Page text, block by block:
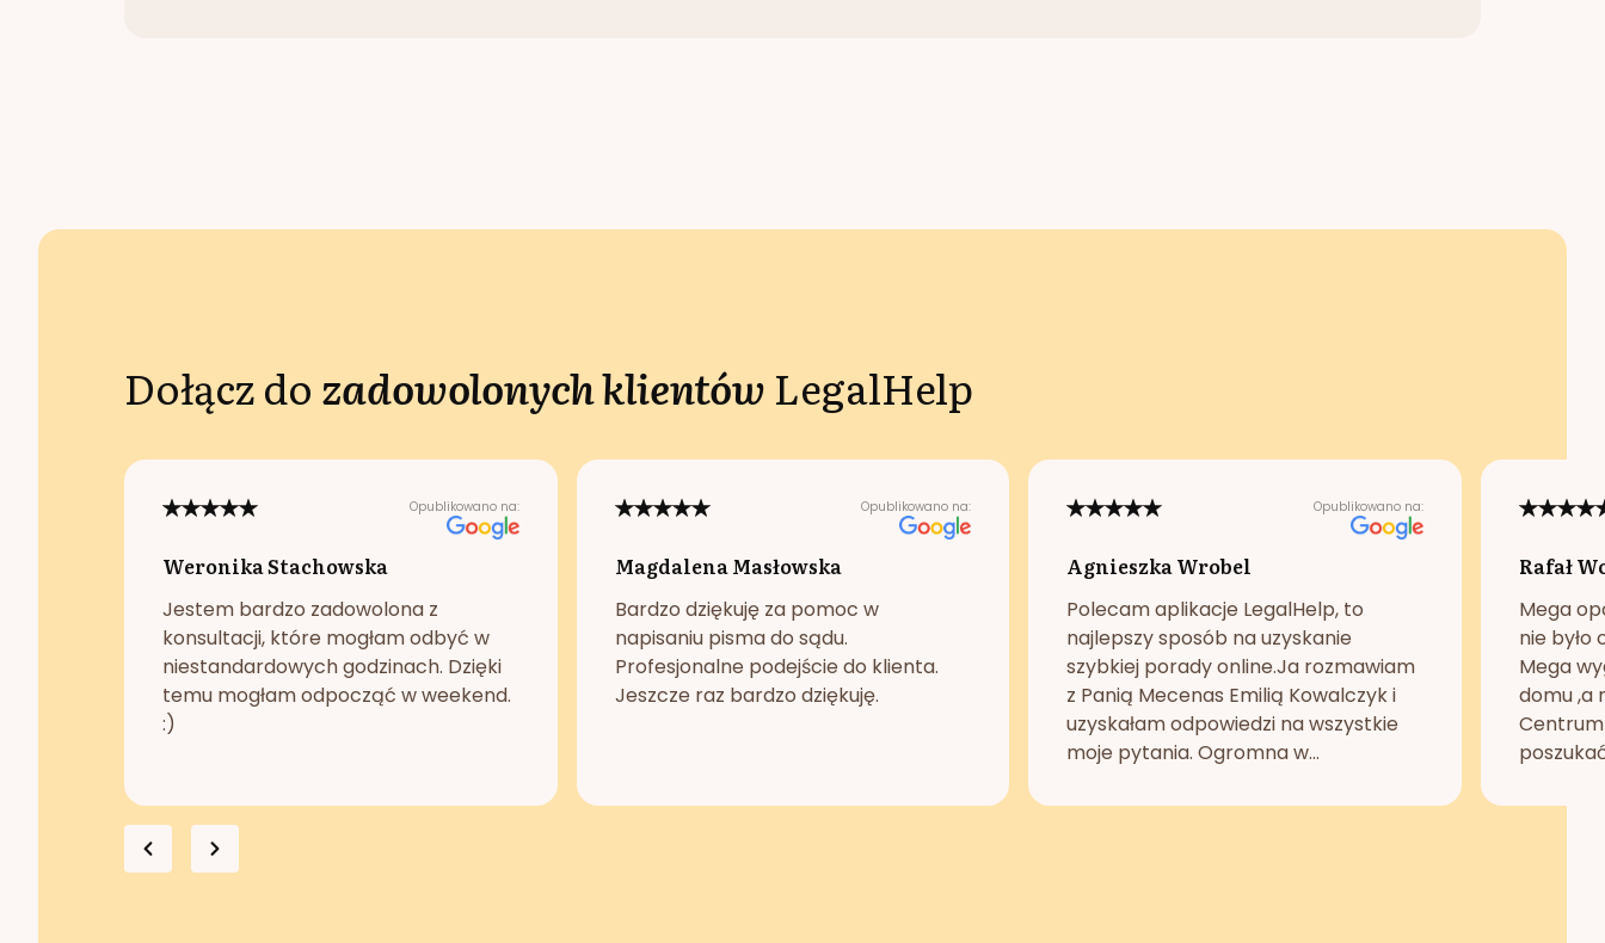
Dołącz do zadowolonych klientów LegalHelp
Opublikowano na:
Weronika Stachowska
Jestem bardzo zadowolona z
konsultacji, które mogłam odbyć w
niestandardowych godzinach. Dzięki
temu mogłam odpocząć w weekend.
:)
Opublikowano na:
Magdalena Masłowska
Bardzo dziękuję za pomoc w
napisaniu pisma do sądu.
Profesjonalne podejście do klienta.
Jeszcze raz bardzo dziękuję.
Opublikowano na:
Agnieszka Wrobel
Polecam aplikacje LegalHelp, to
najlepszy sposób na uzyskanie
szybkiej porady online.Ja rozmawiam
z Panią Mecenas Emilią Kowalczyk i
uzyskałam odpowiedzi na wszystkie
moje pytania. Ogromna w...
Rafał
Mega
nie było
Mega
domu ,a